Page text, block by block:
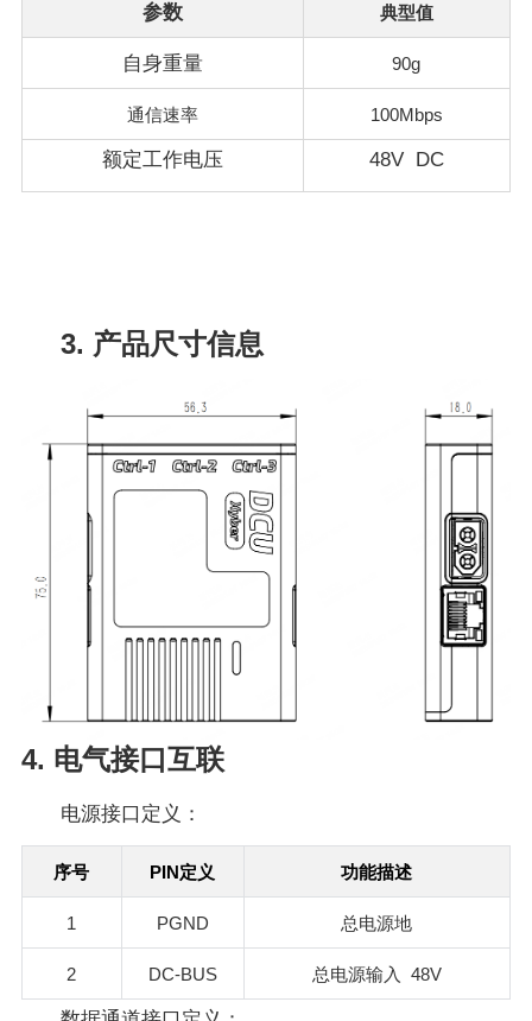
参数 典型值
自身重量 90g
通信速率 100Mbps
额定工作电压 48V DC
3. 产品尺寸信息
4. 电气接口互联
电源接口定义：
序号 PIN定义 功能描述
1 PGND 总电源地
2 DC-BUS 总电源输入 48V